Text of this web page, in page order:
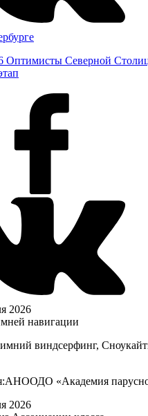
Оптимисты Северной
2026
навигации
виндсерфинг,
АНООДО «Академия
2026